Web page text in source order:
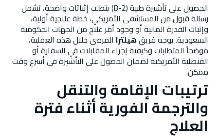
الحصول على تأشيرة طبية (B-2) يتطلب إثباتات واضحة، تشمل
رسالة قبول من المستشفى الأمريكي، خطة علاجية أولية،
وإثبات القدرة المالية أو وجود أمر علاج من الجهات الحكومية
السعودية. يوجه فريقهيلترا المرضى خلال هذه العملية،
موضحاً المتطلبات وكيفية إجراء المقابلات في السفارة أو
القنصلية الأمريكية لضمان الحصول على التأشيرة في أسرع وقت
ممكن.
ترتيبات الإقامة والتنقل
والترجمة الفورية أثناء فترة
العلاج